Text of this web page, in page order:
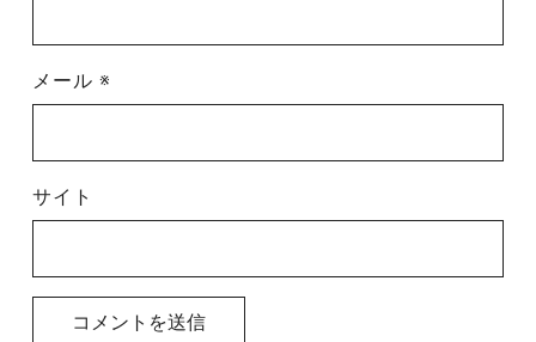
メール※
サイト